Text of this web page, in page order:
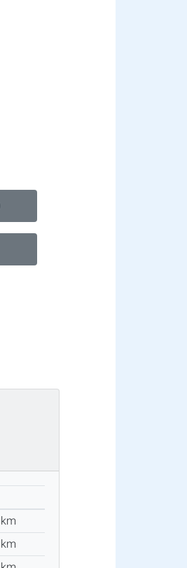
km
km